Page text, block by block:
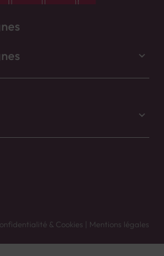
& Cookies | Mentions légales